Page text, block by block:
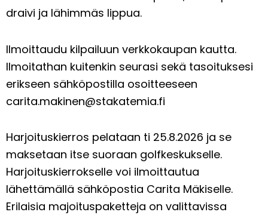
draivi ja lähimmäs lippua.
Ilmoittaudu kilpailuun verkkokaupan kautta.
Ilmoitathan kuitenkin seurasi sekä tasoituksesi
erikseen sähköpostilla osoitteeseen
carita.makinen@stakatemia.fi
Harjoituskierros pelataan ti 25.8.2026 ja se
maksetaan itse suoraan golfkeskukselle.
Harjoituskierrokselle voi ilmoittautua
lähettämällä sähköpostia Carita Mäkiselle.
Erilaisia majoituspaketteja on valittavissa